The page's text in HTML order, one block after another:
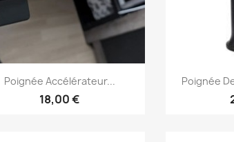
Aperçu rapide
Poignée Accélérateur...
18,00 €

Poignée